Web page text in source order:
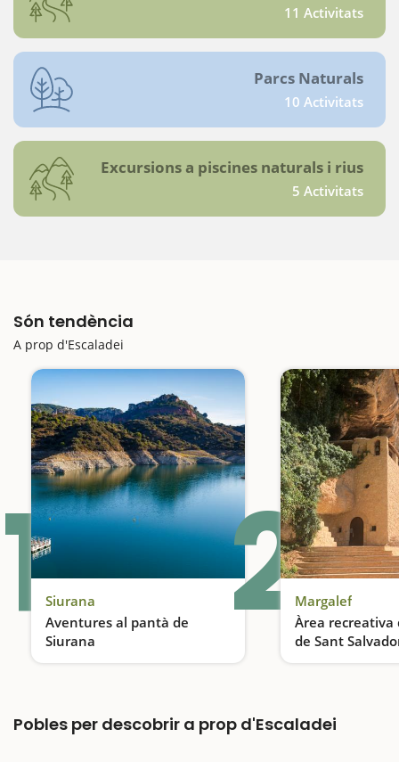
11 Activitats
Parcs Naturals
10 Activitats
Excursions a piscines naturals i rius
5 Activitats
Són tendència
A prop d'Escaladei
1Siurana
Aventures al pantà de
Siurana
Caiac, rutes i capbussades en gorgs transparents
2Margalef
Àrea
de Sant
Pícnic amb
Pobles per descobrir a prop d'Escaladei